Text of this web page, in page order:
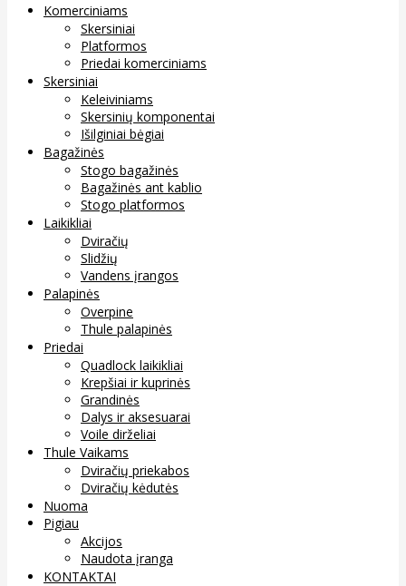
Komerciniams
Skersiniai
Platformos
Priedai komerciniams
Skersiniai
Keleiviniams
Skersinių komponentai
Išilginiai bėgiai
Bagažinės
Stogo bagažinės
Bagažinės ant kablio
Stogo platformos
Laikikliai
Dviračių
Slidžių
Vandens įrangos
Palapinės
Overpine
Thule palapinės
Priedai
Quadlock laikikliai
Krepšiai ir kuprinės
Grandinės
Dalys ir aksesuarai
Voile dirželiai
Thule Vaikams
Dviračių priekabos
Dviračių kėdutės
Nuoma
Pigiau
Akcijos
Naudota įranga
KONTAKTAI